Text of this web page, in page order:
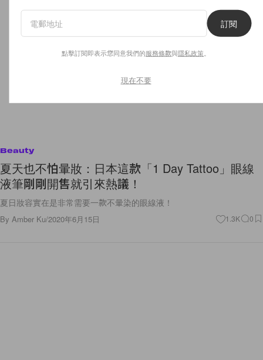
Beauty
夏天也不怕暈妝：日本這款「1 Day Tattoo」眼線
液筆剛剛開售就引來熱議！
夏日妝容實在是非常需要一款不暈染的眼線液！
By Amber Ku/2020年6月15日 1.3K 0
訂閱
點擊訂閱即表示您同意我們的服務條款與隱私政策
現在不要